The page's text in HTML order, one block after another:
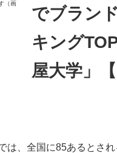
ア向け専門サイト 企
り技術者専門サイト エ
（画
でブラン
キング
屋大学」
は、全国に85あるとさ